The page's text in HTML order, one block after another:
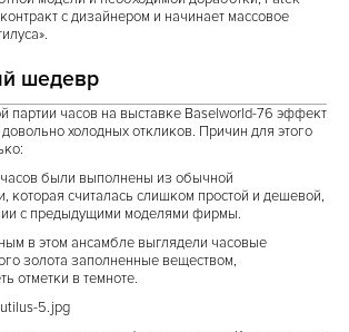
с дизайнером и начинает массовое
шедевр
партии часов на выставке Baselworld-76 эффект
холодных откликов. Причин для этого
часов были выполнены из обычной
которая считалась слишком простой и дешевой,
с предыдущими моделями фирмы.
в этом ансамбле выглядели часовые
золота заполненные веществом,
отметки в темноте.